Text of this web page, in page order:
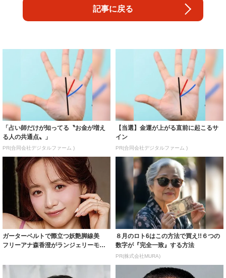
記事に戻る
「占い師だけが知ってる〝お金が増え
る人の共通点〟」
PR(合同会社デジタルファーム )
【当選】金運が上がる直前に起こるサ
イン
PR(合同会社デジタルファーム )
ガーターベルトで際立つ妖艶脚線美
フリーアナ森香澄がランジェリーモデ
８月のロト6はこの方法で買え!!６つの
数字が『完全一致』する方法
PR(株式会社MURA)